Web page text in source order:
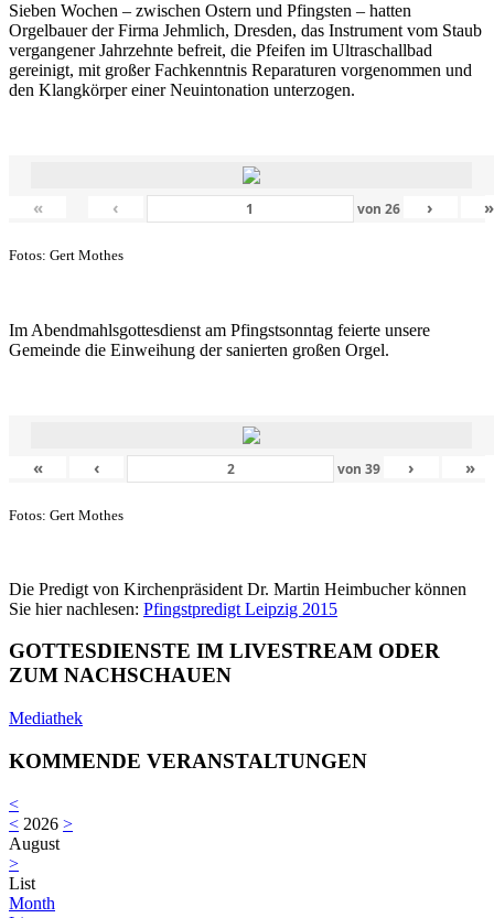
Sieben Wochen – zwischen Ostern und Pfingsten – hatten
Orgelbauer der Firma Jehmlich, Dresden, das Instrument vom Staub
vergangener Jahrzehnte befreit, die Pfeifen im Ultraschallbad
gereinigt, mit großer Fachkenntnis Reparaturen vorgenommen und
den Klangkörper einer Neuintonation unterzogen.
« ‹ von 26 › »
Fotos: Gert Mothes
Im Abendmahlsgottesdienst am Pfingstsonntag feierte unsere
Gemeinde die Einweihung der sanierten großen Orgel.
« ‹ von39 › »
Fotos: Gert Mothes
Die Predigt von Kirchenpräsident Dr. Martin Heimbucher können
Sie hier nachlesen: Pfingstpredigt Leipzig 2015
GOTTESDIENSTE IM LIVESTREAM ODER
ZUM NACHSCHAUEN
Mediathek
KOMMENDE VERANSTALTUNGEN
<
< 2026 >
August
>
List
Month